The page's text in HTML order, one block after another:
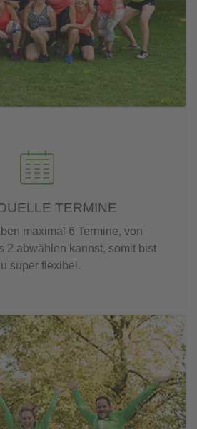
TERMINE
maximal 6 Termine, von
2 abwählen kannst, somit bist
super flexibel.